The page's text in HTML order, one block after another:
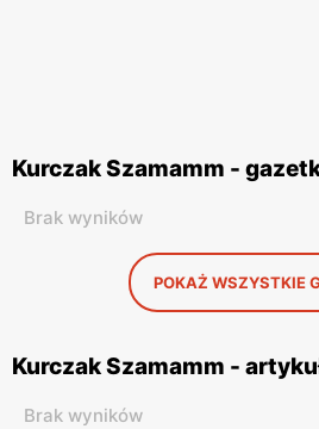
Kurczak Szamamm -
Brak wyników
POKAŻ WSZYSTKIE
Kurczak Szamamm -
Brak wyników